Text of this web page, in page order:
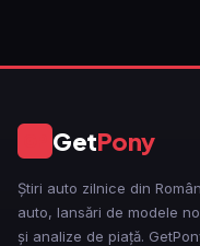
GetPony
Știri auto zilnice din
auto, lansări de modele
și analize de piață.